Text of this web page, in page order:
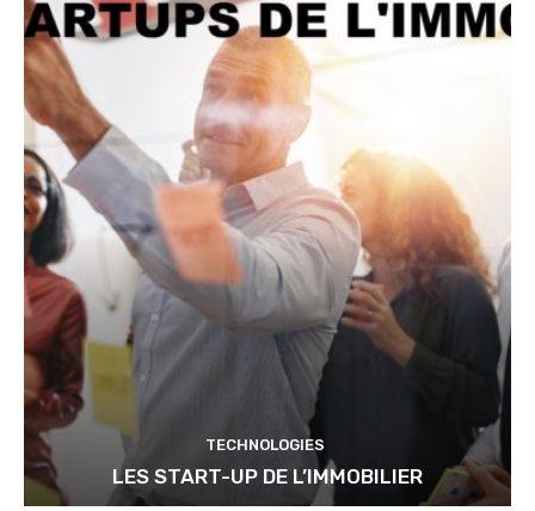
TECHNOLOGIES
LES START-UP DE L’IMMOBILIER